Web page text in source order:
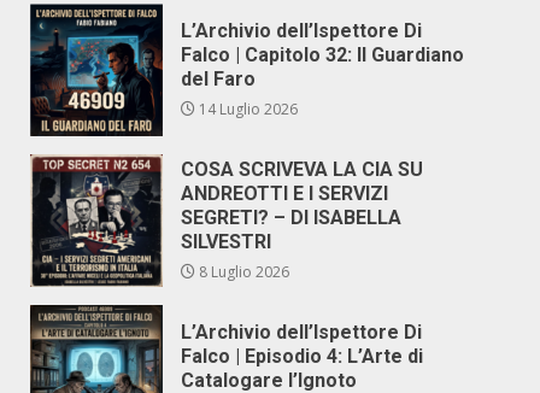
L’Archivio dell’Ispettore Di
Falco | Capitolo 32: Il Guardiano
del Faro
14 Luglio 2026
COSA SCRIVEVA LA CIA SU
ANDREOTTI E I SERVIZI
SEGRETI? – DI ISABELLA
SILVESTRI
8 Luglio 2026
L’Archivio dell’Ispettore Di
Falco | Episodio 4: L’Arte di
Catalogare l’Ignoto